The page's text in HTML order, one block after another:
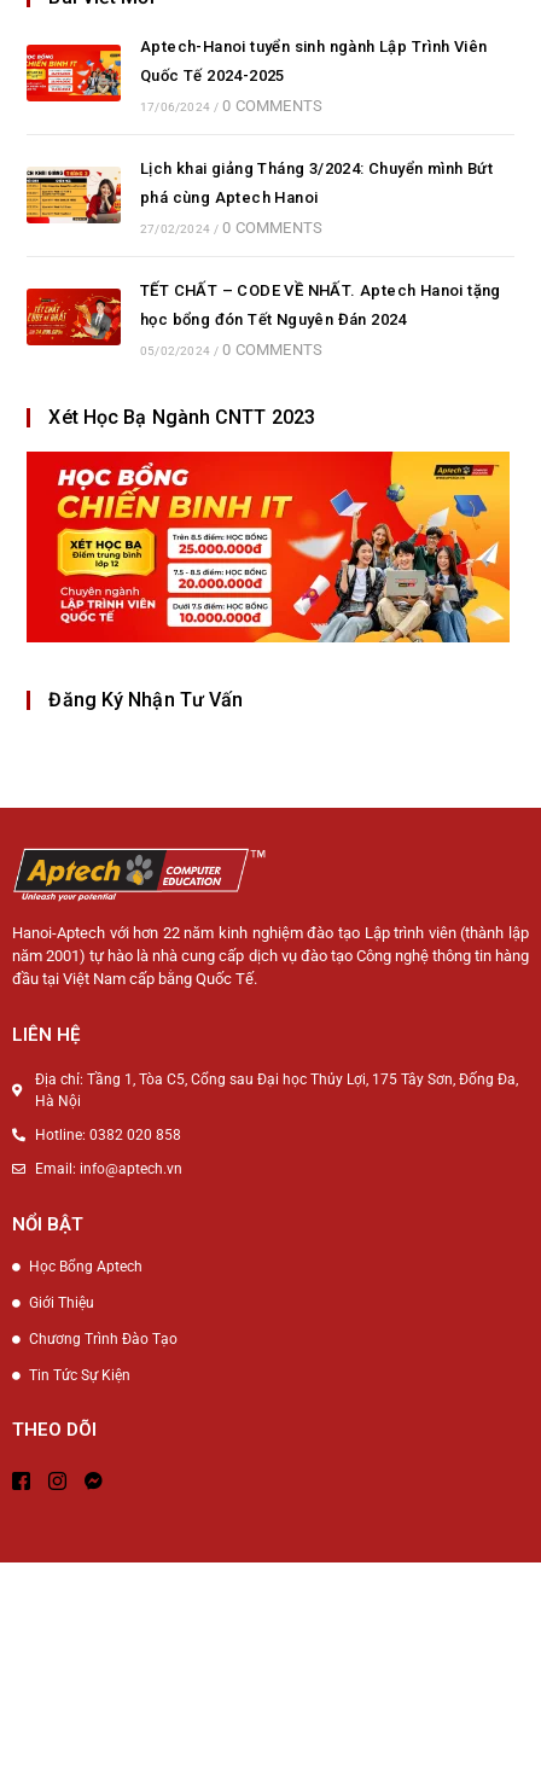
Aptech-Hanoi tuyển sinh ngành Lập Trình Viên
Quốc Tế 2024-2025
17/06/2024 / 0 COMMENTS
Lịch khai giảng Tháng 3/2024: Chuyển mình Bứt
phá cùng Aptech Hanoi
27/02/2024 / 0 COMMENTS
TẾT CHẤT – CODE VỀ NHẤT. Aptech Hanoi tặng
học bổng đón Tết Nguyên Đán 2024
05/02/2024 / 0 COMMENTS
Xét Học Bạ Ngành CNTT 2023
Đăng Ký Nhận Tư Vấn
Hanoi-Aptech với hơn 22 năm kinh nghiệm đào tạo Lập trình viên (thành lập
năm 2001) tự hào là nhà cung cấp dịch vụ đào tạo Công nghệ thông tin hàng
đầu tại Việt Nam cấp bằng Quốc Tế.
LIÊN HỆ
Địa chỉ: Tầng 1, Tòa C5, Cổng sau Đại học Thủy Lợi, 175 Tây Sơn, Đống Đa,
Hà Nội
Hotline: 0382 020 858
Email: info@aptech.vn
NỔI BẬT
Học Bổng Aptech
Giới Thiệu
Chương Trình Đào Tạo
Tin Tức Sự Kiện
THEO DÕI